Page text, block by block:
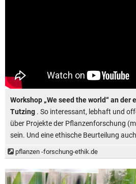
Workshop „We seed the world“ an
Tutzing . So interessant, lebhaft und
über Projekte der Pflanzenforschung
sein. Und eine ethische Beurteilung
pflanzen -forschung-ethik.de